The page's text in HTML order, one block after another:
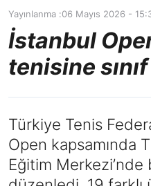
Yayınlanma :06 Mayıs 2026 -
İstanbul
tenisine
Türkiye Tenis
Open kapsamında
Eğitim Merkezi’nde